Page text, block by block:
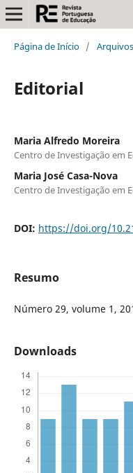
Página de Início / Arquivos
Editorial
Maria Alfredo Moreira
Centro de Investigação em
Maria José Casa-Nova
Centro de Investigação em
DOI: https://doi.org/
Resumo
Número 29, volume 1,
Downloads